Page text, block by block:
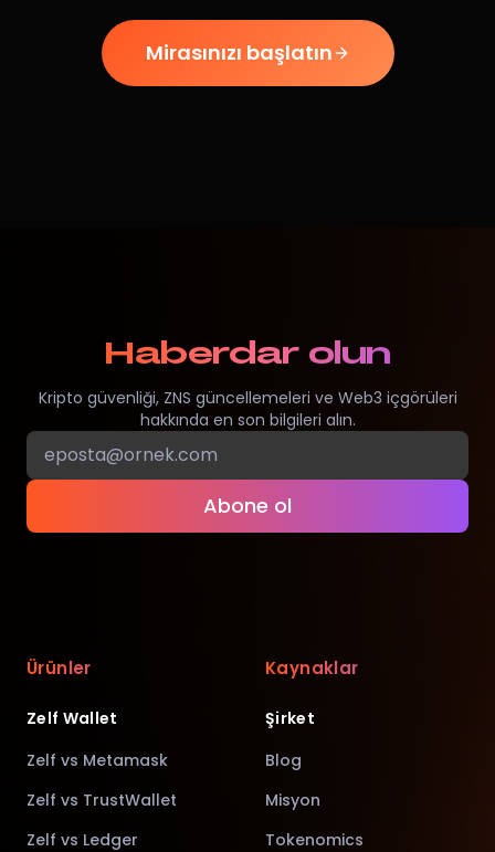
Mirasınızı başlatın
Haberdar olun
Kripto güvenliği, ZNS güncellemeleri ve Web3 içgörüleri
hakkında en son bilgileri alın.
Abone ol
Ürünler
Zelf Wallet
Zelf vs Metamask
Zelf vs TrustWallet
Zelf vs Ledger
Kaynaklar
Şirket
Blog
Misyon
Tokenomics